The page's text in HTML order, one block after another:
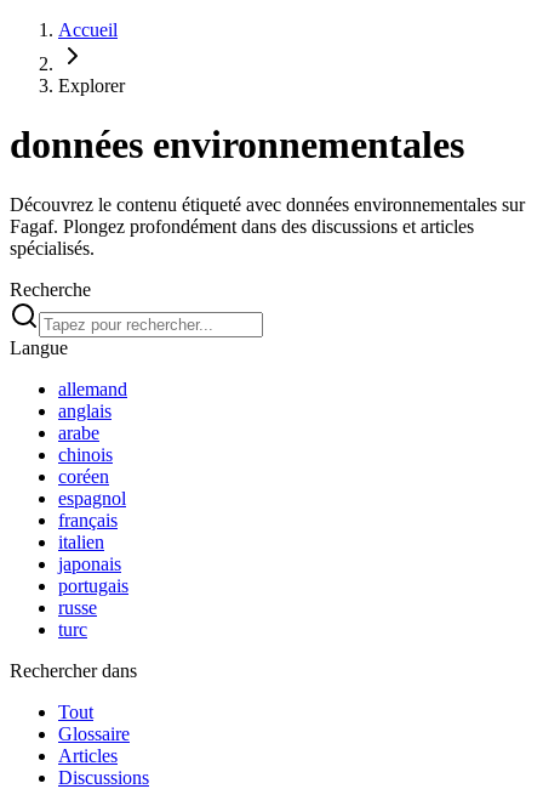
Accueil
Explorer
données environnementales
Découvrez le contenu étiqueté avec données environnementales sur
Fagaf. Plongez profondément dans des discussions et articles
spécialisés.
Recherche
Langue
allemand
anglais
arabe
chinois
coréen
espagnol
français
italien
japonais
portugais
russe
turc
Rechercher dans
Tout
Glossaire
Articles
Discussions